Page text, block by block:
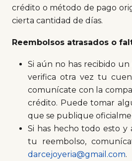
crédito o método de pago
cierta cantidad de días.
Reembolsos atrasados ​​o
Si aún no has recibido
verifica otra vez tu
comunícate con la
crédito. Puede tomar
que se publique
Si has hecho todo esto y
tu reembolso,
darcejoyeria@gmail.com.